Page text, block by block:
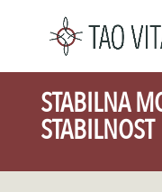
STABILNA
STABILNOST